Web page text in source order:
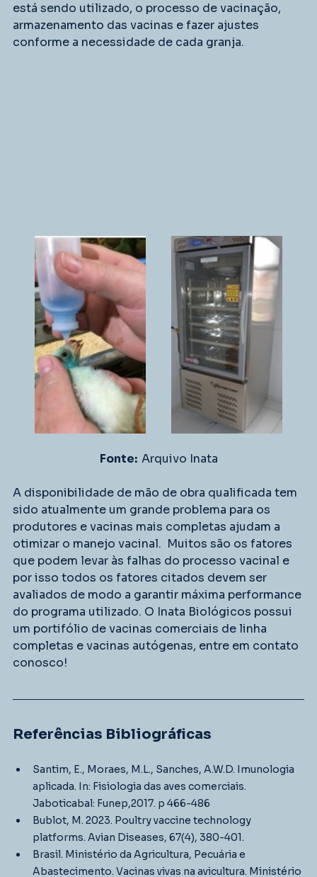
está sendo utilizado, o processo de vacinação,
armazenamento das vacinas e fazer ajustes
conforme a necessidade de cada granja.
Fonte: Arquivo Inata
A disponibilidade de mão de obra qualificada tem
sido atualmente um grande problema para os
produtores e vacinas mais completas ajudam a
otimizar o manejo vacinal.  Muitos são os fatores
que podem levar às falhas do processo vacinal e
por isso todos os fatores citados devem ser
avaliados de modo a garantir máxima performance
do programa utilizado. O Inata Biológicos possui
um portifólio de vacinas comerciais de linha
completas e vacinas autógenas, entre em contato
conosco!
Referências Bibliográficas
Santim, E., Moraes, M.L., Sanches, A.W.D. Imunologia
aplicada. In: Fisiologia das aves comerciais.
Jaboticabal: Funep,2017. p 466-486
Bublot, M. 2023. Poultry vaccine technology
platforms. Avian Diseases, 67(4), 380-401.
Brasil. Ministério da Agricultura, Pecuária e
Abastecimento. Vacinas vivas na avicultura. Ministério